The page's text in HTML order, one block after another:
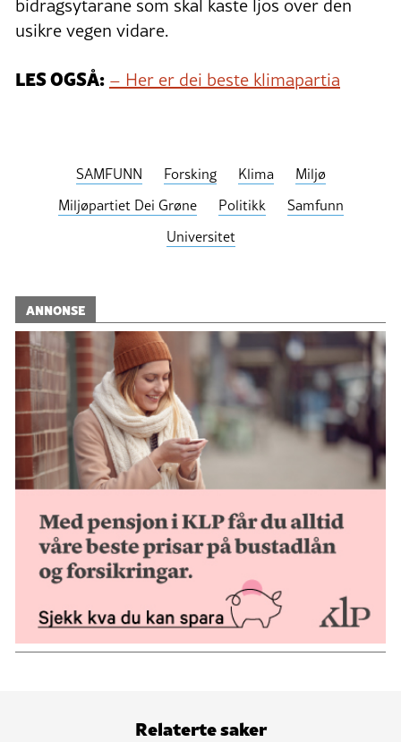
bidragsytarane som skal kaste ljos over den
usikre vegen vidare.
LES OGSÅ: – Her er dei beste klimapartia
SAMFUNN Forsking Klima
Miljø
Miljøpartiet Dei Grøne
Politikk
Samfunn
Universitet
ANNONSE
Relaterte saker